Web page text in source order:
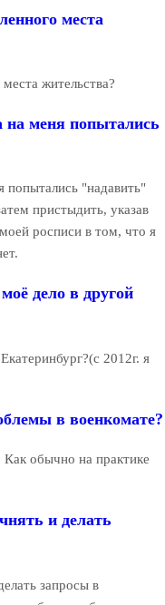
места
жительства?
на меня попытались
попытались "надавить"
пристыдить, указав
росписи в том, что я
дело в другой
2012г. я
в военкомате?
обычно на практике
и делать
запросы в